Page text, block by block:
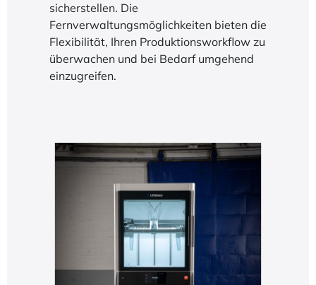
sicherstellen. Die
Fernverwaltungsmöglichkeiten bieten die
Flexibilität, Ihren Produktionsworkflow zu
überwachen und bei Bedarf umgehend
einzugreifen.